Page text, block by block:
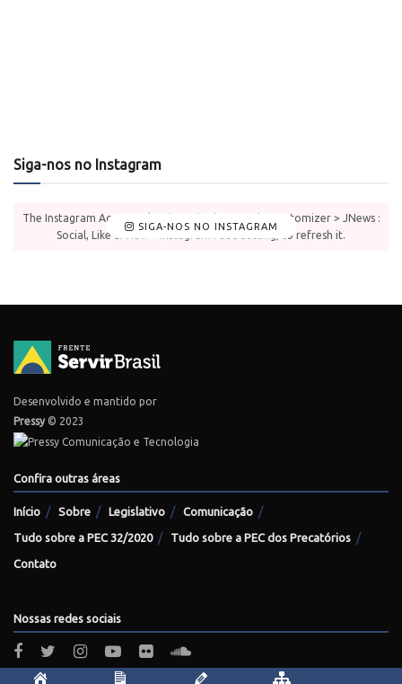
Siga-nos no Instagram
SIGA-NOS NO INSTAGRAM
The Instagram Access Token is expired, Go to the Customizer > JNews :
Social, Like & View > Instagram Feed Setting, to refresh it.
Desenvolvido e mantido por
Pressy © 2023
Confira outras áreas
Início Sobre Legislativo Comunicação
Tudo sobre a PEC 32/2020 Tudo sobre a PEC dos Precatórios
Contato
Nossas redes sociais